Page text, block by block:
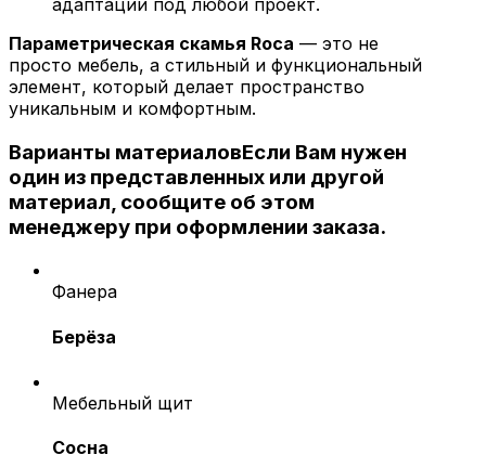
Параметрическая скамья Roca — это не
просто мебель, а стильный и функциональный
элемент, который делает пространство
уникальным и комфортным.
Варианты материаловЕсли Вам нужен
один из представленных или другой
материал, сообщите об этом
менеджеру при оформлении заказа.
Фанера
Берёза
Мебельный щит
Сосна